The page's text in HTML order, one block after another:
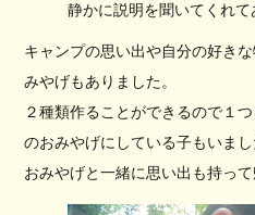
静かに説明を聞いてくれて
キャンプの思い出や自分の好き
みやげもありました。
２種類作ることができるので１
のおみやげにしている子もいまし
おみやげと一緒に思い出も持って